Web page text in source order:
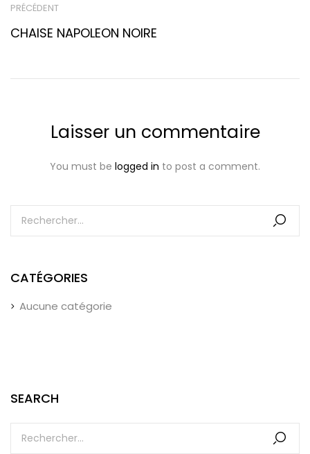
CATÉGORIES
Aucune catégorie
SEARCH
PRÉCÉDENT
CHAISE NAPOLEON NOIRE
Laisser un commentaire
You must be logged in to post a comment.